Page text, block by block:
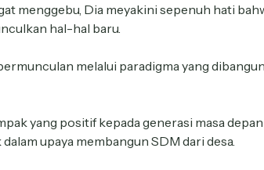
menggebu, Dia meyakini sepenuh hati
hal-hal baru.
melalui paradigma yang
yang positif kepada generasi masa
upaya membangun SDM dari desa.